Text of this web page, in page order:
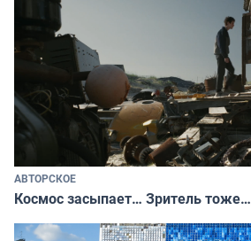
АВТОРСКОЕ
Космос засыпает… Зритель тоже…